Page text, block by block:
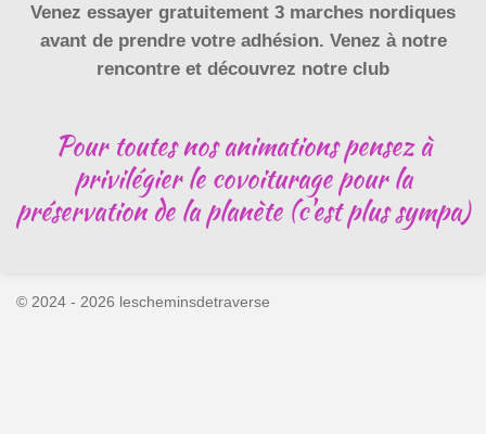
Venez essayer gratuitement 3 marches nordiques
avant de prendre votre adhésion. Venez à notre
rencontre et découvrez notre club
Pour toutes nos animations pensez à
privilégier le covoiturage pour la
préservation de la planète (c'est plus sympa)
© 2024 - 2026 lescheminsdetraverse